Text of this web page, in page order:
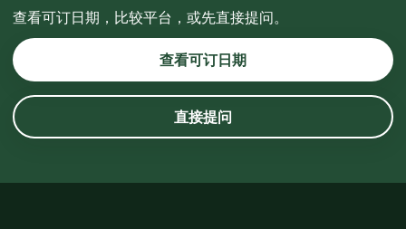
查看可订日期，比较平台，或先直接提问。
查看可订日期
直接提问